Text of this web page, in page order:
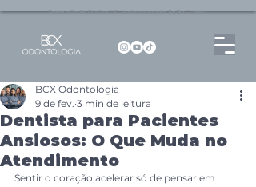
Dentista no Brooklin | São Paulo | SP Atendimento particular Rua Pitu, 72, Sala 65
Dentista para Pacientes
Ansiosos: O Que Muda no
Atendimento
BCX Odontologia
9 de fev. 3 min de leitura
Sentir o coração acelerar só de pensar em